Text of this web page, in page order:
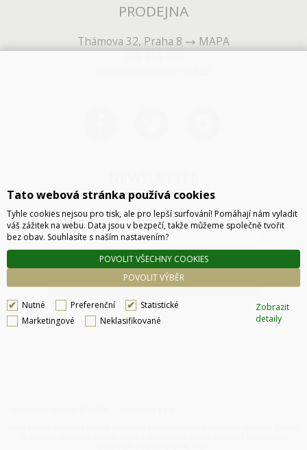
PRODEJNA
Thámova 32, Praha 8
MAPA
ODESLAT
Tato webová stránka používá cookies
Tyhle cookies nejsou pro tisk, ale pro lepší surfování! Pomáhají nám vyladit
váš zážitek na webu. Data jsou v bezpečí, takže můžeme společně tvořit
bez obav. Souhlasíte s naším nastavením?
POVOLIT VÝBĚR
POVOLIT VŠECHNY COOKIES
Nutné Preferenční
Statistické
Marketingové
Neklasifikované
Zobrazit
detaily